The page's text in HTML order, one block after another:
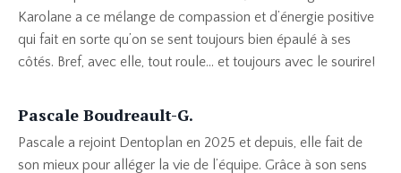
Karolane a ce mélange de compassion et d’énergie positive
qui fait en sorte qu’on se sent toujours bien épaulé à ses
côtés. Bref, avec elle, tout roule… et toujours avec le sourire!
Pascale Boudreault-G.
Pascale a rejoint Dentoplan en 2025 et depuis, elle fait de
son mieux pour alléger la vie de l’équipe. Grâce à son sens